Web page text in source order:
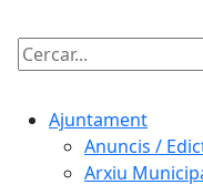
Cercar:
Ajuntament
Anuncis /
Arxiu